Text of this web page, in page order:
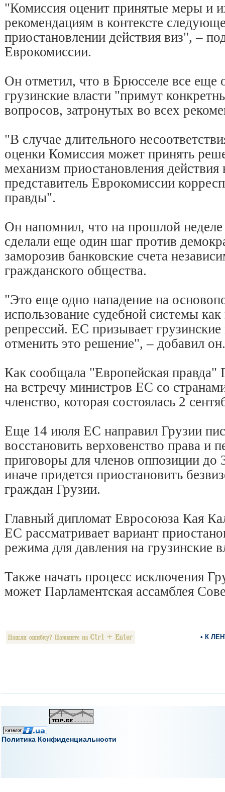
"Комиссия оценит принятые меры и
рекомендациям в контексте
приостановлении действия виз", –
Еврокомиссии.
Он отметил, что в Брюсселе все еще
грузинские власти "примут
вопросов, затронутых во всех
"В случае длительного
оценки Комиссия может принять
механизм приостановления действия
представитель Еврокомиссии
правды".
Он напомнил, что на прошлой неделе
сделали еще один шаг против
заморозив банковские счета
гражданского общества.
"Это еще одно нападение на
использование судебной системы
репрессий. ЕС призывает
отменить это решение", – добавил он.
Как сообщала "Европейская правда"
на встречу министров ЕС со
членство, которая состоялась 2
Еще 14 июля ЕС направил Грузии
восстановить верховенство права и
приговоры для членов оппозиции до
иначе придется приостановить
граждан Грузии.
Главный дипломат Евросоюза Кая
ЕС рассматривает вариант
режима для давления на грузинские
Также начать процесс исключения
может Парламентская ассамблея
• К
Политика Конфиденциальности